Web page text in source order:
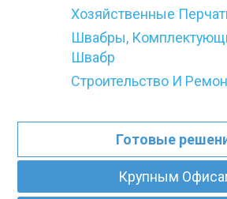
Хозяйственные
Швабры,
Швабр
Строительство И
Готовые
Крупным